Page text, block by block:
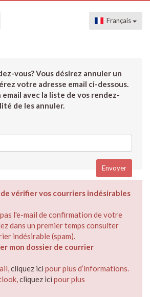
Français
vous? Vous désirez annuler un
votre adresse email ci-dessous.
avec la liste de vos rendez-
de les annuler.
vérifier vos courriers indésirables
l'e-mail de confirmation de votre
dans un premier temps consulter
indésirable (spam).
mon dossier de courrier
cliquez ici pour plus d’informations.
cliquez ici pour plus